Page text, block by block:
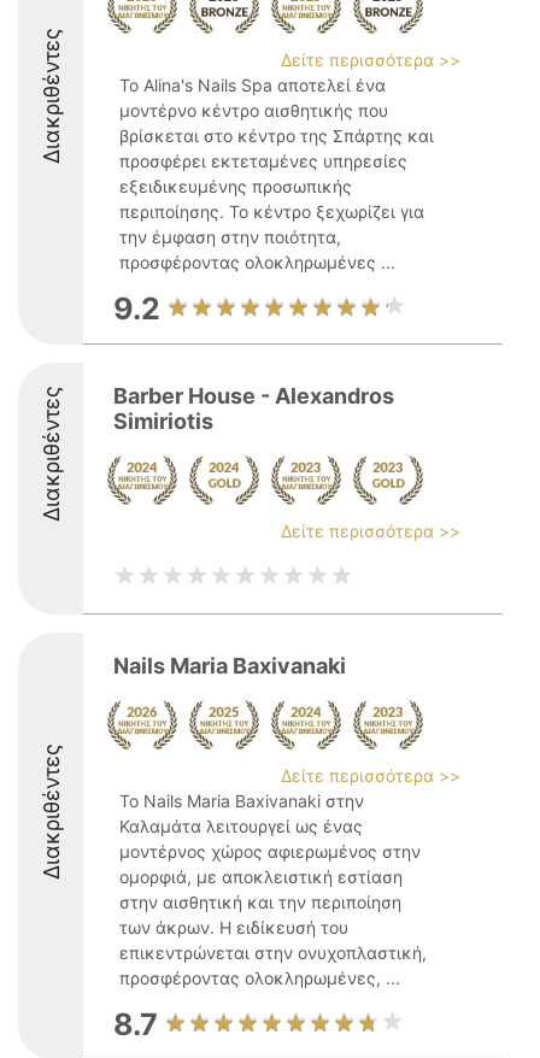
Διακριθέντες
Δείτε περισσότερα >>
Το Alina's Nails Spa αποτελεί ένα
μοντέρνο κέντρο αισθητικής που
βρίσκεται στο κέντρο της Σπάρτης και
προσφέρει εκτεταμένες υπηρεσίες
εξειδικευμένης προσωπικής
περιποίησης. Το κέντρο ξεχωρίζει για
την έμφαση στην ποιότητα,
προσφέροντας ολοκληρωμένες ...
9.2
Διακριθέντες
Barber House - Alexandros
Simiriotis
Δείτε περισσότερα >>
Διακριθέντες
Nails Maria Baxivanaki
Δείτε περισσότερα >>
Το Nails Maria Baxivanaki στην
Καλαμάτα λειτουργεί ως ένας
μοντέρνος χώρος αφιερωμένος στην
ομορφιά, με αποκλειστική εστίαση
στην αισθητική και την περιποίηση
των άκρων. Η ειδίκευσή του
επικεντρώνεται στην ονυχοπλαστική,
προσφέροντας ολοκληρωμένες, ...
8.7